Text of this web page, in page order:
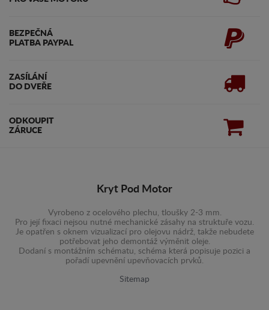
BEZPEČNÁ
PLATBA PAYPAL
ZASÍLÁNÍ
DO DVEŘE
ODKOUPIT
ZÁRUCE
Kryt Pod Motor
Vyrobeno z ocelového plechu, tloušky 2-3 mm.
Pro její fixaci nejsou nutné mechanické zásahy na struktuře vozu.
Je opatřen s oknem vizualizací pro olejovu nádrž, takže nebudete
potřebovat jeho demontáž výměnit oleje.
Dodaní s montážním schématu, schéma která popisuje pozici a
pořadí upevnění upevňovacích prvků.
Sitemap